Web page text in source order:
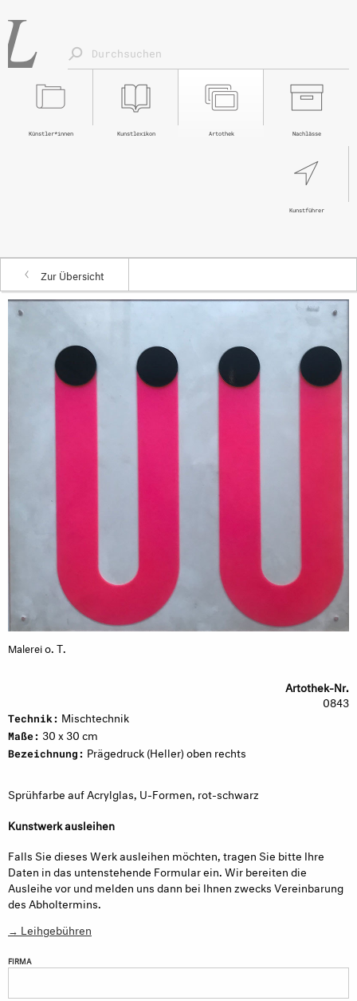
Nachlässe
Artothek
Kunstlexikon
Künstler*innen
Kunstführer
Zur Übersicht
Malereio. T.
Artothek-Nr.
0843
Technik: Mischtechnik
Maße: 30 x 30 cm
Bezeichnung: Prägedruck (Heller) oben rechts
Sprühfarbe auf Acrylglas, U-Formen, rot-schwarz
Kunstwerk ausleihen
Falls Sie dieses Werk ausleihen möchten, tragen Sie bitte Ihre
Daten in das untenstehende Formular ein. Wir bereiten die
Ausleihe vor und melden uns dann bei Ihnen zwecks Vereinbarung
des Abholtermins.
→ Leihgebühren
FIRMA